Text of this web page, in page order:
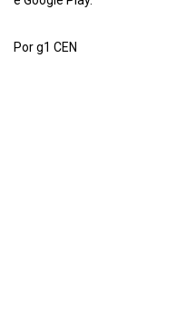
Por g1 CEN